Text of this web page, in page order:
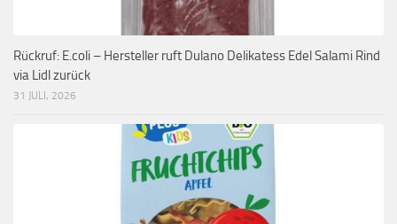
Rückruf: E.coli – Hersteller ruft Dulano Delikatess Edel Salami Rind
via Lidl zurück
31 JULI, 2026